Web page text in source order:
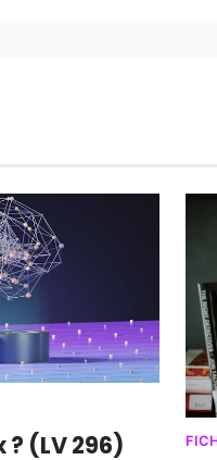
? (LV 296)